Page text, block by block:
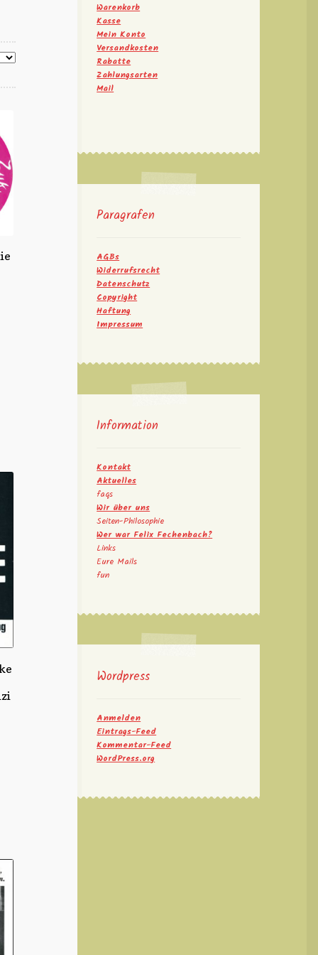
Warenkorb
Kasse
Mein Konto
Versandkosten
Rabatte
Zahlungsarten
Mail
Paragrafen
AGBs
Widerrufsrecht
Datenschutz
Copyright
Haftung
Impressum
Information
Kontakt
Aktuelles
faqs
Wir über uns
Seiten-Philosophie
Wer war Felix Fechenbach?
Links
Eure Mails
fun
Wordpress
Anmelden
Eintrags-Feed
Kommentar-Feed
WordPress.org